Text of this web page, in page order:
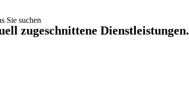
Sie suchen
zugeschnittene Dienstleistungen.